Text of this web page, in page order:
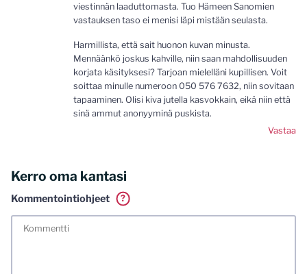
viestinnän laaduttomasta. Tuo Hämeen Sanomien
vastauksen taso ei menisi läpi mistään seulasta.
Harmillista, että sait huonon kuvan minusta.
Mennäänkö joskus kahville, niin saan mahdollisuuden
korjata käsityksesi? Tarjoan mielelläni kupillisen. Voit
soittaa minulle numeroon 050 576 7632, niin sovitaan
tapaaminen. Olisi kiva jutella kasvokkain, eikä niin että
sinä ammut anonyyminä puskista.
Vastaa
Kerro oma kantasi
Kommentointiohjeet
?
meiliosoitteen. Minua ja mielipiteitäni saa ilman muuta